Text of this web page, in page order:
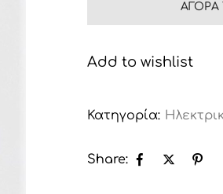
ΑΓΟΡΆ
Add to wishlist
Κατηγορία:
Share: